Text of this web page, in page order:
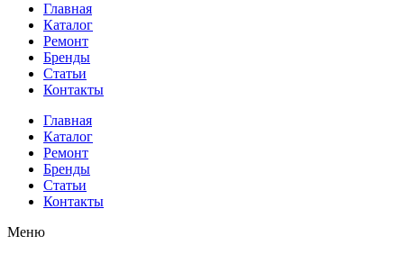
Главная
Каталог
Ремонт
Бренды
Статьи
Контакты
Главная
Каталог
Ремонт
Бренды
Статьи
Контакты
Меню